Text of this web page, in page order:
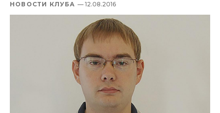
НОВОСТИ КЛУБА — 12.08.2016